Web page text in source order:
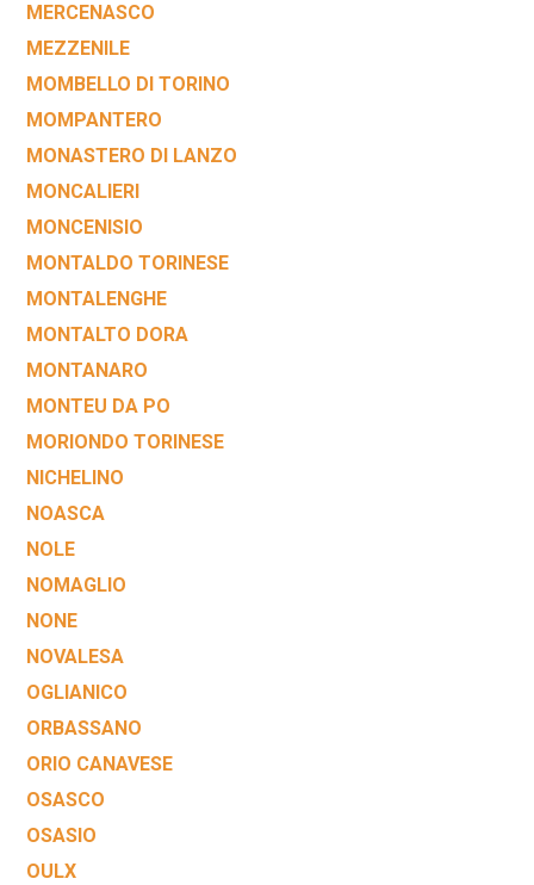
MERCENASCO
MEZZENILE
MOMBELLO DI TORINO
MOMPANTERO
MONASTERO DI LANZO
MONCALIERI
MONCENISIO
MONTALDO TORINESE
MONTALENGHE
MONTALTO DORA
MONTANARO
MONTEU DA PO
MORIONDO TORINESE
NICHELINO
NOASCA
NOLE
NOMAGLIO
NONE
NOVALESA
OGLIANICO
ORBASSANO
ORIO CANAVESE
OSASCO
OSASIO
OULX